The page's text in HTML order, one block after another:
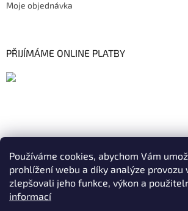
Používáme cookies, abychom Vám
prohlížení webu a díky analýze provozu
zlepšovali jeho funkce, výkon a
informací
Moje objednávka
PŘIJÍMÁME ONLINE PLATBY